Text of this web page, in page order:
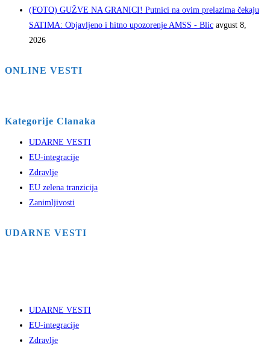
(FOTO) GUŽVE NA GRANICI! Putnici na ovim prelazima čekaju
SATIMA: Objavljeno i hitno upozorenje AMSS - Blic avgust 8,
2026
ONLINE VESTI
Kategorije Clanaka
UDARNE VESTI
EU-integracije
Zdravlje
EU zelena tranzicija
Zanimljivosti
UDARNE VESTI
UDARNE VESTI
EU-integracije
Zdravlje